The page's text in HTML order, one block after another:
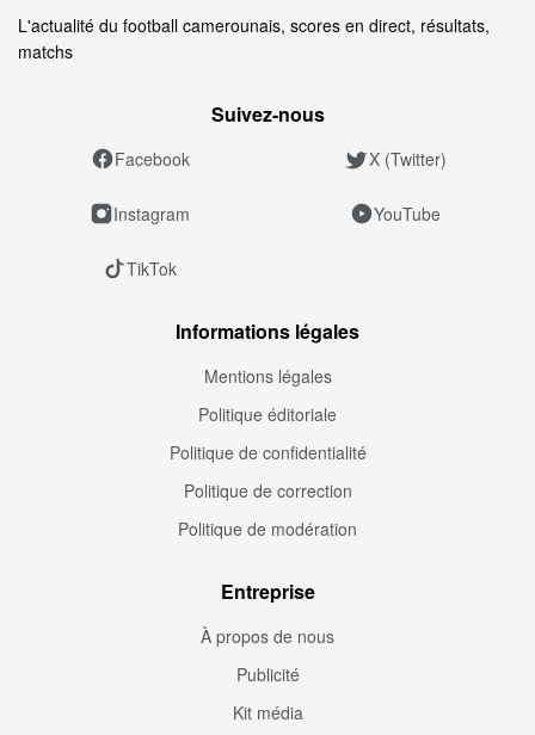
L'actualité du football camerounais, scores en direct, résultats,
matchs
Suivez‑nous
Facebook X (Twitter)
Instagram YouTube
TikTok
Informations légales
Mentions légales
Politique éditoriale
Politique de confidentialité
Politique de correction
Politique de modération
Entreprise
À propos de nous
Publicité
Kit média